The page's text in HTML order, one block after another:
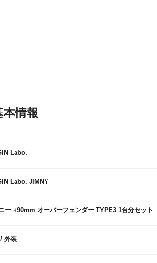
情報
Labo.
Labo. JIMNY
ー +90mm オーバーフェンダー TYPE3 1台分セット
外装